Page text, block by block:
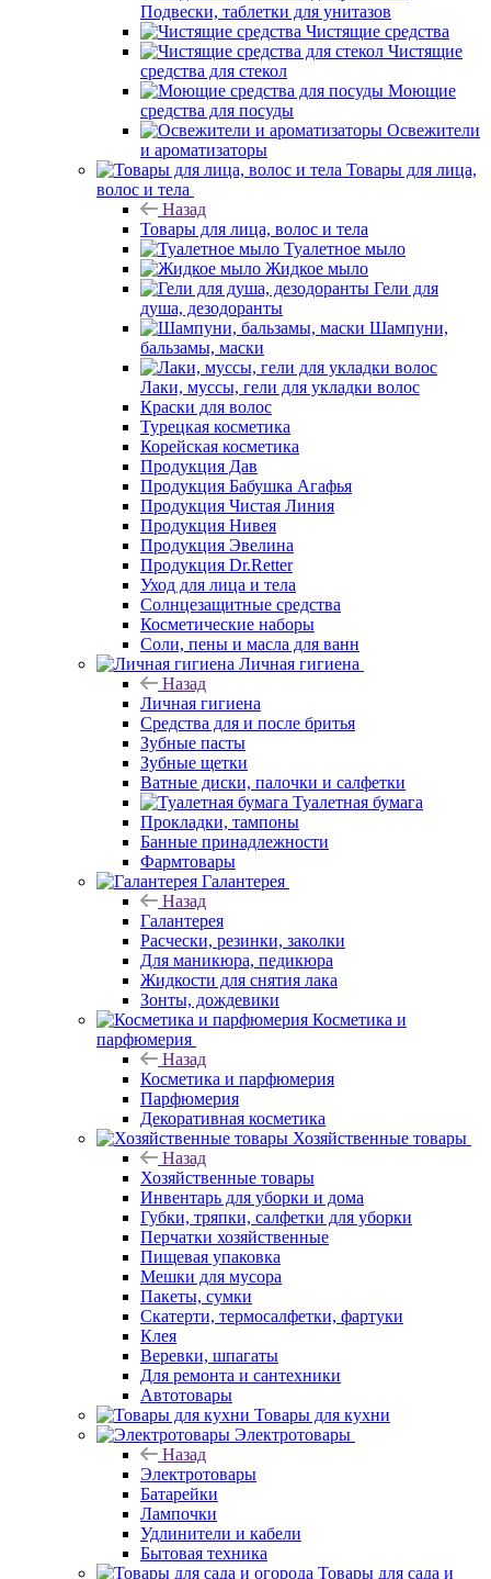
Подвески, таблетки для унитазов
Чистящие средства
Чистящие
средства для стекол
Моющие
средства для посуды
Освежители
и ароматизаторы
Товары для лица,
волос и тела
Назад
Товары для лица, волос и тела
Туалетное мыло
Жидкое мыло
Гели для
душа, дезодоранты
Шампуни,
бальзамы, маски
Лаки, муссы, гели для укладки волос
Краски для волос
Турецкая косметика
Корейская косметика
Продукция Дав
Продукция Бабушка Агафья
Продукция Чистая Линия
Продукция Нивея
Продукция Эвелина
Продукция Dr.Retter
Уход для лица и тела
Солнцезащитные средства
Косметические наборы
Соли, пены и масла для ванн
Личная гигиена
Назад
Личная гигиена
Средства для и после бритья
Зубные пасты
Зубные щетки
Ватные диски, палочки и салфетки
Туалетная бумага
Прокладки, тампоны
Банные принадлежности
Фармтовары
Галантерея
Назад
Галантерея
Расчески, резинки, заколки
Для маникюра, педикюра
Жидкости для снятия лака
Зонты, дождевики
Косметика и
парфюмерия
Назад
Косметика и парфюмерия
Парфюмерия
Декоративная косметика
Хозяйственные товары
Назад
Хозяйственные товары
Инвентарь для уборки и дома
Губки, тряпки, салфетки для уборки
Перчатки хозяйственные
Пищевая упаковка
Мешки для мусора
Пакеты, сумки
Скатерти, термосалфетки, фартуки
Клея
Веревки, шпагаты
Для ремонта и сантехники
Автотовары
Товары для кухни
Электротовары
Назад
Электротовары
Батарейки
Лампочки
Удлинители и кабели
Бытовая техника
Товары для сада и